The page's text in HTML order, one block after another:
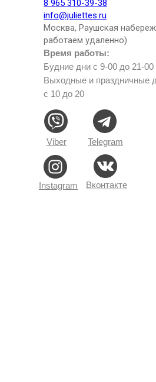
Время работы:
Будние дни с 9-00 до 21-00
Выходные и праздничные
с 10 до 20
Telegram
Viber
Instagram
8 965 310-39-38
info@juliettes.ru
Москва, Раушская
работаем удаленно)
Вконтакте